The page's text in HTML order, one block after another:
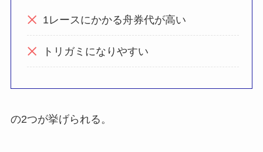
1レースにかかる舟券代が高い
トリガミになりやすい
の2つが挙げられる。